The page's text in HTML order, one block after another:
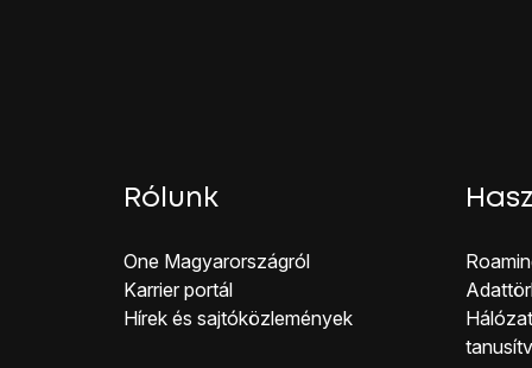
Rólunk
One Magyar országról
Karrier portál
Hírek és sajtóközlemények